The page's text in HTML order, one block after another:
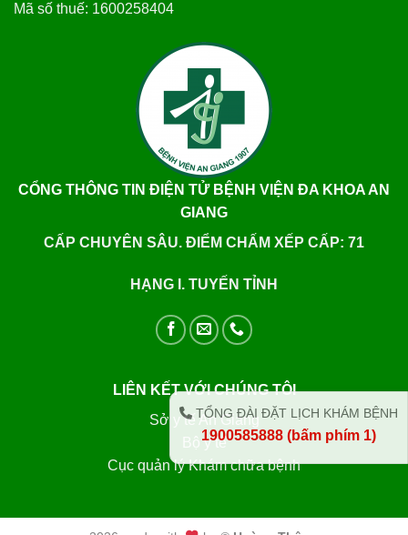
Mã số thuế: 1600258404
CỔNG THÔNG TIN ĐIỆN TỬ BỆNH VIỆN ĐA KHOA AN
GIANG
CẤP CHUYÊN SÂU. ĐIỂM CHẤM XẾP CẤP: 71
HẠNG I. TUYẾN TỈNH
LIÊN KẾT VỚI CHÚNG TÔI
Sở y tế An Giang
Bộ y tế
Cục quản lý Khám chữa bệnh
TỔNG ĐÀI ĐẶT LỊCH KHÁM BỆNH
1900585888 (bấm phím 1)